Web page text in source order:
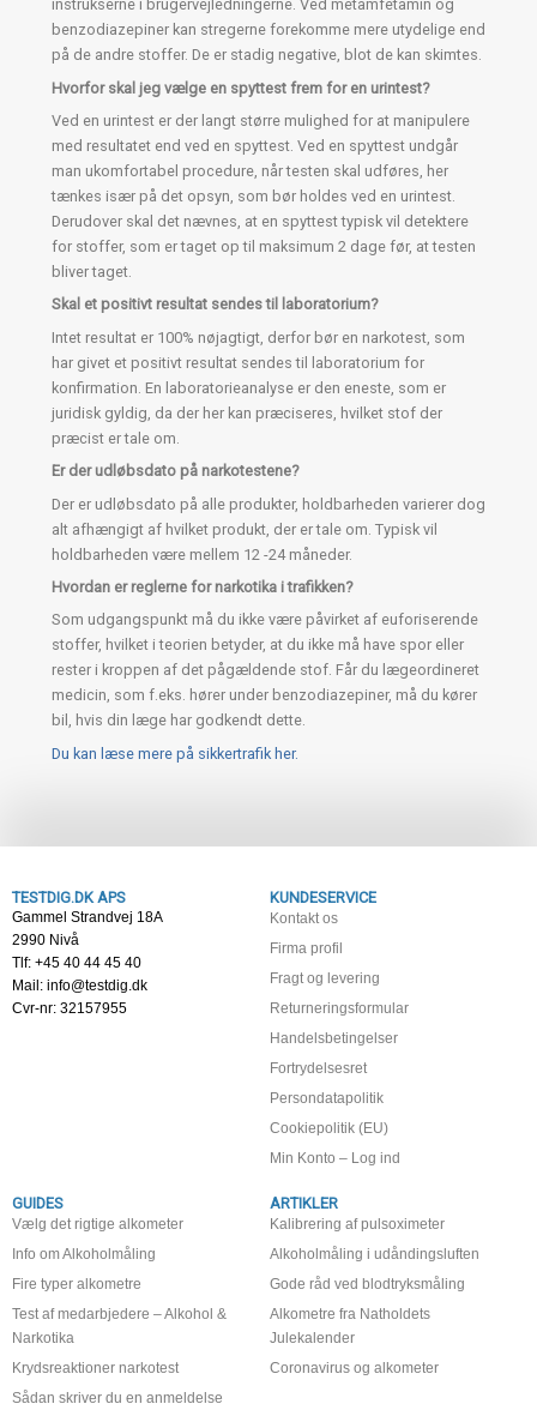
instrukserne i brugervejledningerne. Ved metamfetamin og
benzodiazepiner kan stregerne forekomme mere utydelige end
på de andre stoffer. De er stadig negative, blot de kan skimtes.
Hvorfor skal jeg vælge en spyttest frem for en urintest?
Ved en urintest er der langt større mulighed for at manipulere
med resultatet end ved en spyttest. Ved en spyttest undgår
man ukomfortabel procedure, når testen skal udføres, her
tænkes især på det opsyn, som bør holdes ved en urintest.
Derudover skal det nævnes, at en spyttest typisk vil detektere
for stoffer, som er taget op til maksimum 2 dage før, at testen
bliver taget.
Skal et positivt resultat sendes til laboratorium?
Intet resultat er 100% nøjagtigt, derfor bør en narkotest, som
har givet et positivt resultat sendes til laboratorium for
konfirmation. En laboratorieanalyse er den eneste, som er
juridisk gyldig, da der her kan præciseres, hvilket stof der
præcist er tale om.
Er der udløbsdato på narkotestene?
Der er udløbsdato på alle produkter, holdbarheden varierer dog
alt afhængigt af hvilket produkt, der er tale om. Typisk vil
holdbarheden være mellem 12 -24 måneder.
Hvordan er reglerne for narkotika i trafikken?
Som udgangspunkt må du ikke være påvirket af euforiserende
stoffer, hvilket i teorien betyder, at du ikke må have spor eller
rester i kroppen af det pågældende stof. Får du lægeordineret
medicin, som f.eks. hører under benzodiazepiner, må du kører
bil, hvis din læge har godkendt dette.
Du kan læse mere på sikkertrafik her.
TESTDIG.DK APS
Gammel Strandvej 18A
2990 Nivå
Tlf: +45 40 44 45 40
Mail: info@testdig.dk
Cvr-nr: 32157955
KUNDESERVICE
Kontakt os
Firma profil
Fragt og levering
Returneringsformular
Handelsbetingelser
Fortrydelsesret
Persondatapolitik
Cookiepolitik (EU)
Min Konto – Log ind
GUIDES
Vælg det rigtige alkometer
Info om Alkoholmåling
Fire typer alkometre
Test af medarbjedere – Alkohol &
Narkotika
Krydsreaktioner narkotest
Sådan skriver du en anmeldelse
ARTIKLER
Kalibrering af pulsoximeter
Alkoholmåling i udåndingsluften
Gode råd ved blodtryksmåling
Alkometre fra Natholdets
Julekalender
Coronavirus og alkometer